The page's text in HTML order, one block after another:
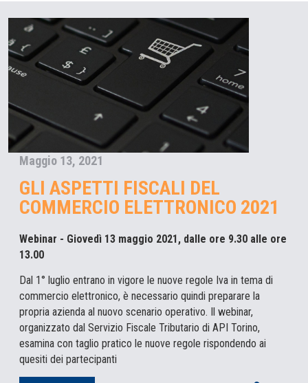
Maggio 13, 2021
GLI ASPETTI FISCALI DEL
COMMERCIO ELETTRONICO 2021
Webinar - Giovedì 13 maggio 2021, dalle ore 9.30 alle ore
13.00
Dal 1° luglio entrano in vigore le nuove regole Iva in tema di
commercio elettronico, è necessario quindi preparare la
propria azienda al nuovo scenario operativo. Il webinar,
organizzato dal Servizio Fiscale Tributario di API Torino,
esamina con taglio pratico le nuove regole rispondendo ai
quesiti dei partecipanti